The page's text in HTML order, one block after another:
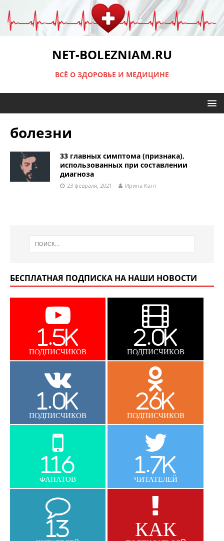
NET-BOLEZNIAM.RU
ВСЁ О ЗДОРОВЬЕ И МЕДИЦИНЕ
болезни
33 главных симптома (признака),
использованных при составлении
диагноза
23 февраля, 2021 Ирина Кант
БЕСПЛАТНАЯ ПОДПИСКА НА НАШИ НОВОСТИ
1.5K
ПОДПИСЧИКОВ
2.0K
ПОДПИСЧИКОВ
1.0K
ПОДПИСЧИКОВ
26K
ПОДПИСЧИКОВ
116
ФАНАТОВ
1.7K
ЧИТАТЕЛЕЙ
13 КАК